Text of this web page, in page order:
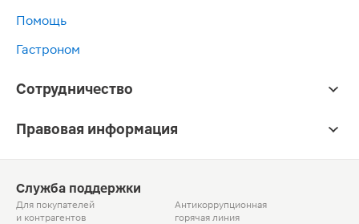
Помощь
Гастроном
Сотрудничество
Правовая информация
Служба поддержки
Для покупателей
и контрагентов
Антикоррупционная
горячая линия